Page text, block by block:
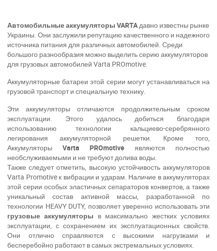
Автомобильные аккумуляторы VARTAдавно известны рынке
Украины. Они заслужили репутацию качественного и надежного
источника питания для различных автомобилей. Среди
большого разнообразия можно выделить серию аккумуляторов
для грузовых автомобилей Varta PROmotive.
Аккумуляторные батареи этой серии могут устанавливаться на
грузовой транспорт и специальную технику.
Эти аккумуляторы отличаются продолжительным сроком
эксплуатации. Этого удалось добиться благодаря
использованию технологии кальциево-серебрянного
легирования аккумуляторной решетки. Кроме того,
Аккумуляторы Varta PROmotive являются полностью
необслуживаемыми и не требуют долива воды.
Также следует отметить, высокую устойчивость аккумуляторов
Varta Promotiveк вибрации и ударам. Наличие в аккумуляторах
этой серии особых эластичных сепараторов конвертов, а также
уникальный состав активной массы, разработанной по
технологии HEAVY DUTY, позволяет уверенно использовать эти
грузовые аккумуляторы в максимально жестких условиях
эксплуатации, с сохранением их эксплуатационных свойств.
Они отлично справляются с высокими нагрузками и
бесперебойно работают в самых экстремальных условиях.
За відсутності звязку - дзвоніть, пишіть у Viber / Telegram
(093) 600-51-11
Написати в Viber